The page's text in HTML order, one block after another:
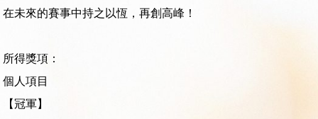
在未來的賽事中持之以恆，再創高峰！
所得獎項：
個人項目
【冠軍】